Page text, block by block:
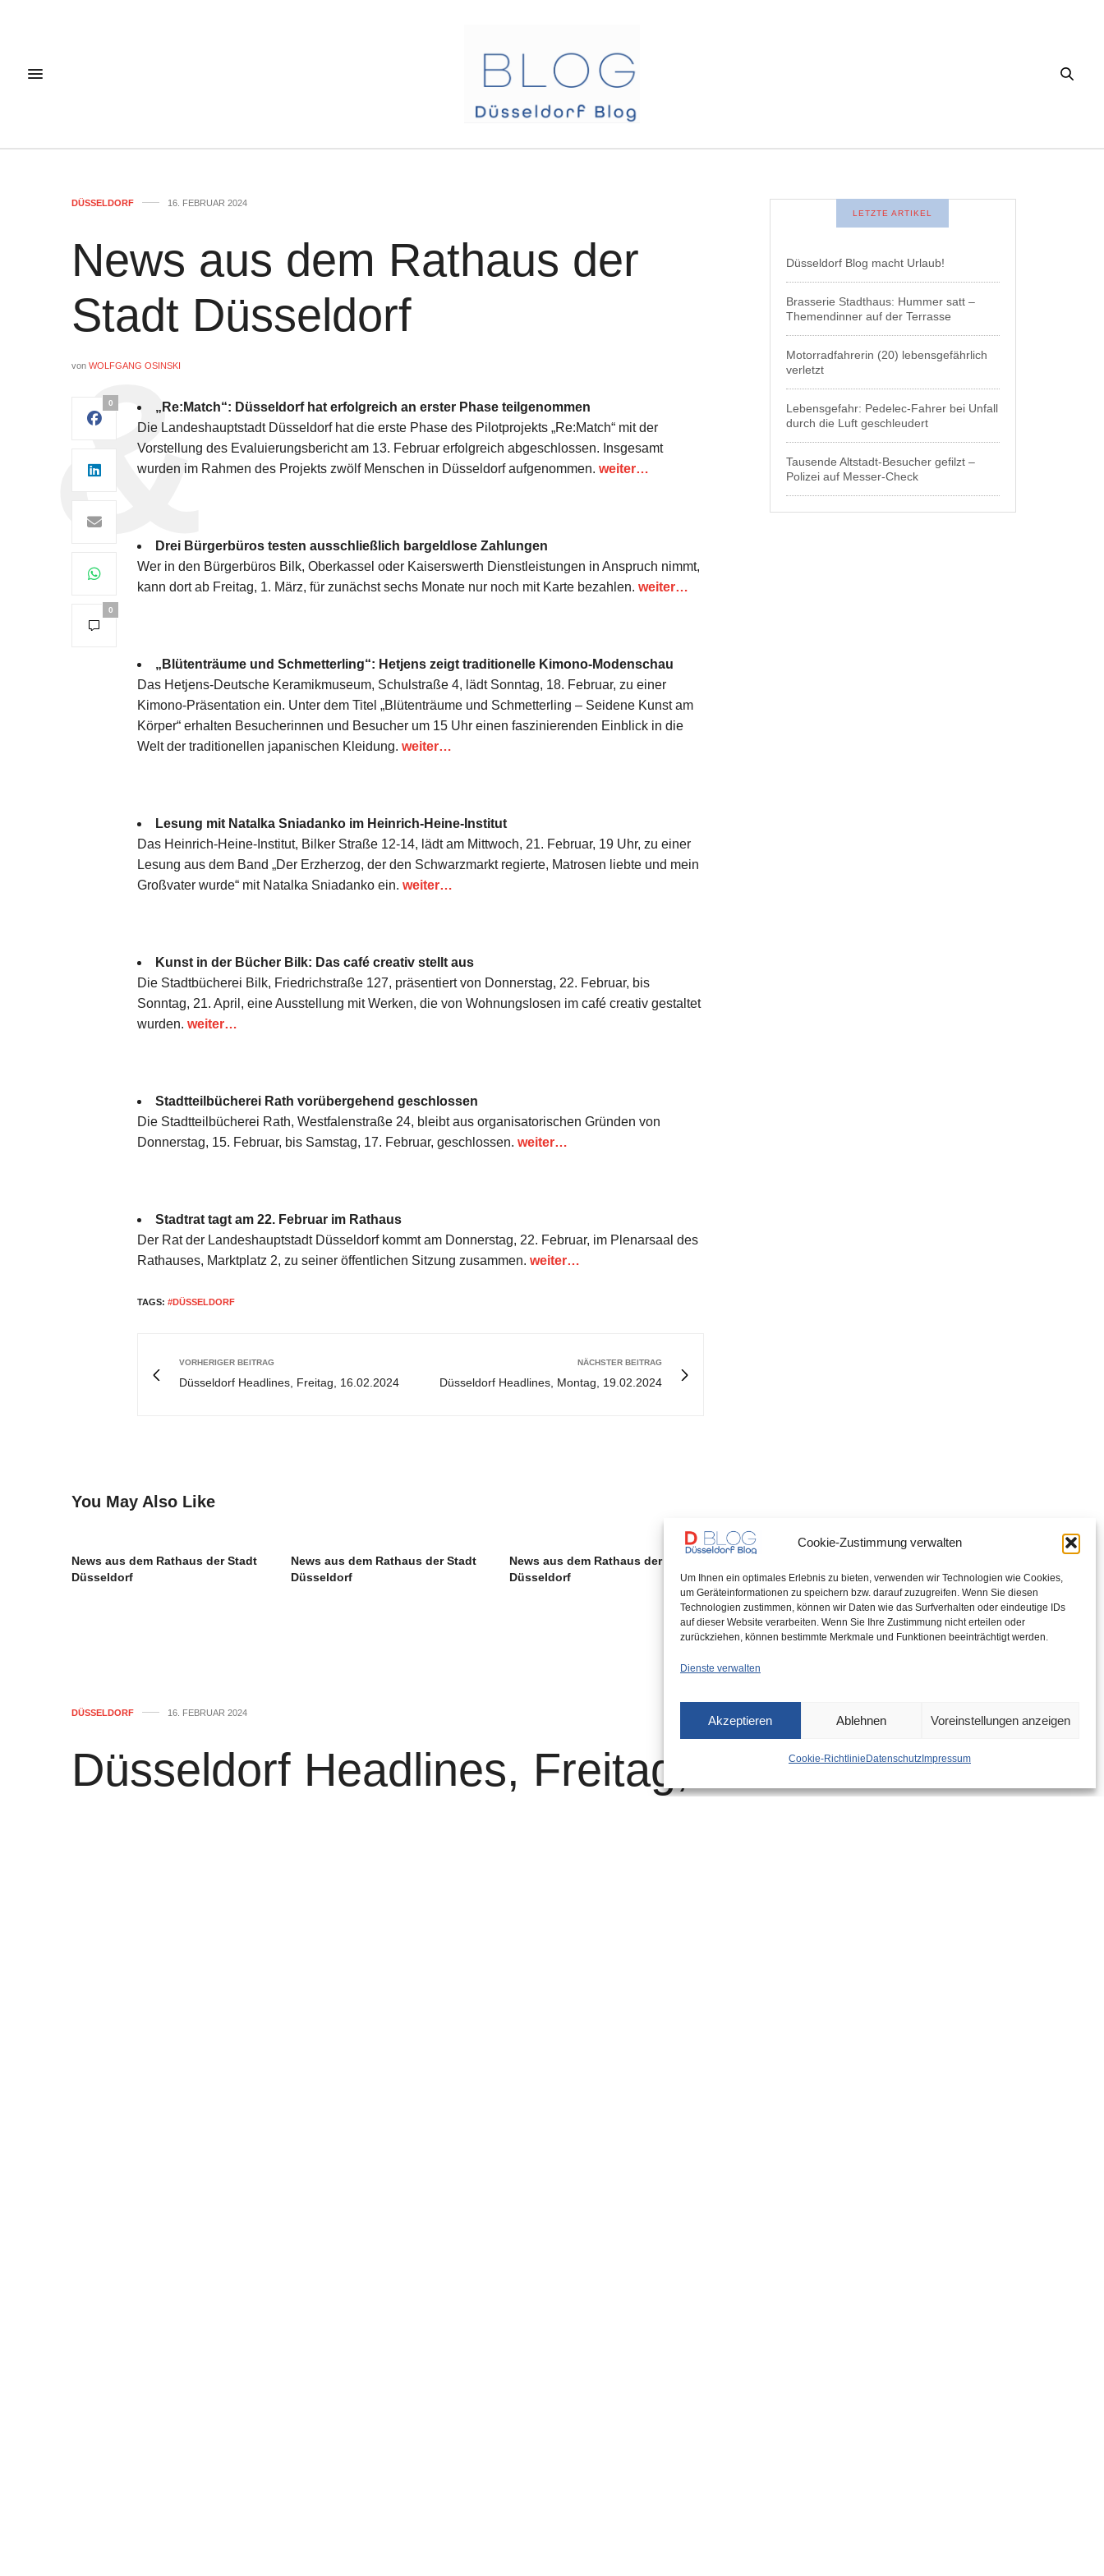
Cookie-Zustimmung verwalten
Um Ihnen ein optimales Erlebnis zu bieten, verwenden wir Technologien wie Cookies,
um Geräteinformationen zu speichern bzw. darauf zuzugreifen. Wenn Sie diesen
Technologien zustimmen, können wir Daten wie das Surfverhalten oder eindeutige IDs
auf dieser Website verarbeiten. Wenn Sie Ihre Zustimmung nicht erteilen oder
zurückziehen, können bestimmte Merkmale und Funktionen beeinträchtigt werden.
Dienste verwalten
Akzeptieren Ablehnen Voreinstellungen anzeigen
Cookie-Richtlinie DatenschutzImpressum
DÜSSELDORF 16. FEBRUAR 2024
News aus dem Rathaus der
Stadt Düsseldorf
von WOLFGANG OSINSKI
0
0
„Re:Match“: Düsseldorf hat erfolgreich an erster Phase teilgenommen
Die Landeshauptstadt Düsseldorf hat die erste Phase des Pilotprojekts „Re:Match“ mit der
Vorstellung des Evaluierungsbericht am 13. Februar erfolgreich abgeschlossen. Insgesamt
wurden im Rahmen des Projekts zwölf Menschen in Düsseldorf aufgenommen. weiter…
Drei Bürgerbüros testen ausschließlich bargeldlose Zahlungen
Wer in den Bürgerbüros Bilk, Oberkassel oder Kaiserswerth Dienstleistungen in Anspruch nimmt,
kann dort ab Freitag, 1. März, für zunächst sechs Monate nur noch mit Karte bezahlen. weiter…
„Blütenträume und Schmetterling“: Hetjens zeigt traditionelle Kimono-Modenschau
Das Hetjens-Deutsche Keramikmuseum, Schulstraße 4, lädt Sonntag, 18. Februar, zu einer
Kimono-Präsentation ein. Unter dem Titel „Blütenträume und Schmetterling – Seidene Kunst am
Körper“ erhalten Besucherinnen und Besucher um 15 Uhr einen faszinierenden Einblick in die
Welt der traditionellen japanischen Kleidung. weiter…
Lesung mit Natalka Sniadanko im Heinrich-Heine-Institut
Das Heinrich-Heine-Institut, Bilker Straße 12-14, lädt am Mittwoch, 21. Februar, 19 Uhr, zu einer
Lesung aus dem Band „Der Erzherzog, der den Schwarzmarkt regierte, Matrosen liebte und mein
Großvater wurde“ mit Natalka Sniadanko ein. weiter…
Kunst in der Bücher Bilk: Das café creativ stellt aus
Die Stadtbücherei Bilk, Friedrichstraße 127, präsentiert von Donnerstag, 22. Februar, bis
Sonntag, 21. April, eine Ausstellung mit Werken, die von Wohnungslosen im café creativ gestaltet
wurden. weiter…
Stadtteilbücherei Rath vorübergehend geschlossen
Die Stadtteilbücherei Rath, Westfalenstraße 24, bleibt aus organisatorischen Gründen von
Donnerstag, 15. Februar, bis Samstag, 17. Februar, geschlossen. weiter…
Stadtrat tagt am 22. Februar im Rathaus
Der Rat der Landeshauptstadt Düsseldorf kommt am Donnerstag, 22. Februar, im Plenarsaal des
Rathauses, Marktplatz 2, zu seiner öffentlichen Sitzung zusammen. weiter…
TAGS: #DÜSSELDORF
VORHERIGER BEITRAG
Düsseldorf Headlines, Freitag, 16.02.2024
NÄCHSTER BEITRAG
Düsseldorf Headlines, Montag, 19.02.2024
You May Also Like
News aus dem Rathaus der Stadt
Düsseldorf
News aus dem Rathaus der Stadt
Düsseldorf
News aus dem Rathaus der Stadt
Düsseldorf
LETZTE ARTIKEL
Düsseldorf Blog macht Urlaub!
Brasserie Stadthaus: Hummer satt –
Themendinner auf der Terrasse
Motorradfahrerin (20) lebensgefährlich
verletzt
Lebensgefahr: Pedelec-Fahrer bei Unfall
durch die Luft geschleudert
Tausende Altstadt-Besucher gefilzt –
Polizei auf Messer-Check
DÜSSELDORF 16. FEBRUAR 2024
Düsseldorf Headlines, Freitag,